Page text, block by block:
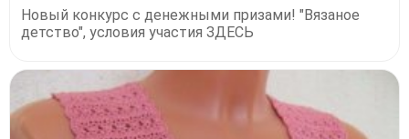
Новый конкурс с денежными призами! "Вязаное
детство", условия участия ЗДЕСЬ